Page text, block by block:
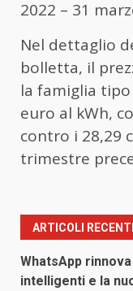
2022 – 31
Nel dettaglio
bolletta, il
la famiglia
euro al kWh,
contro i 28,29
trimestre
ARTICOLI RECENTI
WhatsApp
intelligenti e la